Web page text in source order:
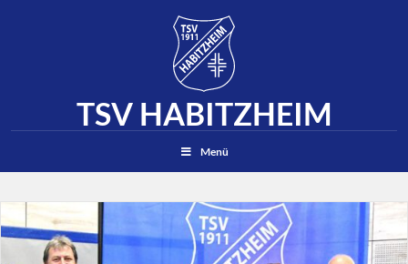
TSV HABITZHEIM
Menü